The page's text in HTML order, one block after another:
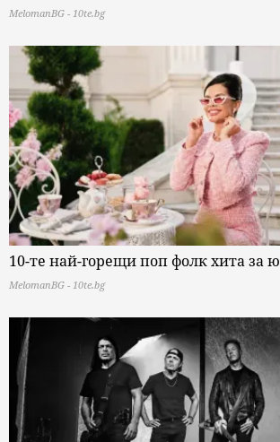
MelomanBG - 10te.bg
10-те най-горещи поп фолк хита за
MelomanBG - 10te.bg